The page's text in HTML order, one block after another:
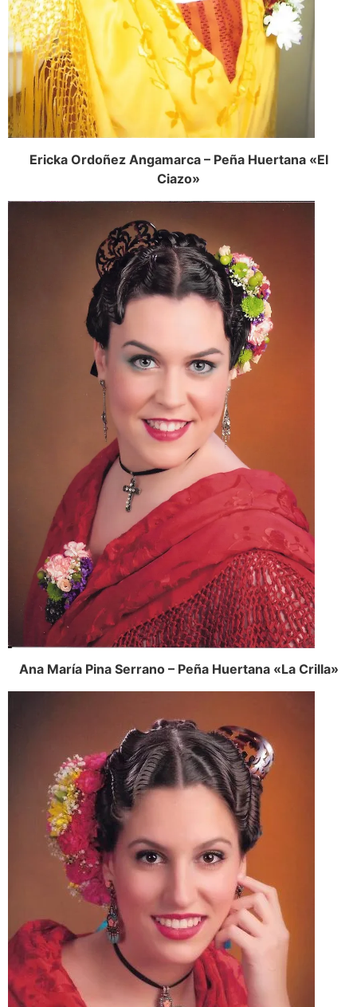
Ericka Ordoñez Angamarca – Peña Huertana «El
Ciazo»
Ana María Pina Serrano – Peña Huertana «La Crilla»